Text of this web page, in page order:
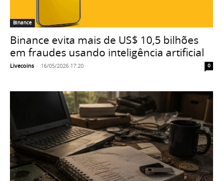
Binance
Binance evita mais de US$ 10,5 bilhões
em fraudes usando inteligência artificial
Livecoins - 16/05/2026 17:20 0